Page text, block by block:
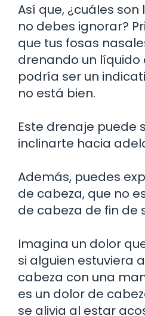
Así que, ¿cuáles
no debes ignorar?
que tus fosas
drenando un líquido
podría ser un
no está bien.
Este drenaje puede
inclinarte hacia
Además, puedes
de cabeza, que no
de cabeza de fin de
Imagina un dolor
si alguien estuviera
cabeza con una
es un dolor de
se alivia al estar